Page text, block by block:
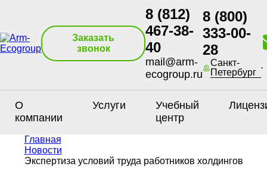
Заказать
звонок
8 (812)
467-38-
40
mail@arm-
ecogroup.ru
8 (800)
333-00-
28
Санкт-
Петербург
О
компании
Услуги
Учебный
центр
Главная
Новости
Экспертиза условий труда работников холдингов